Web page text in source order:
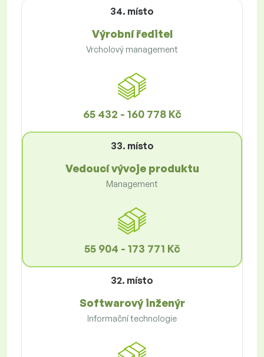
34. místo
Výrobní ředitel
Vrcholový management
65 432 - 160 778 Kč
33. místo
Vedoucí vývoje produktu
Management
55 904 - 173 771 Kč
32. místo
Softwarový inženýr
Informační technologie